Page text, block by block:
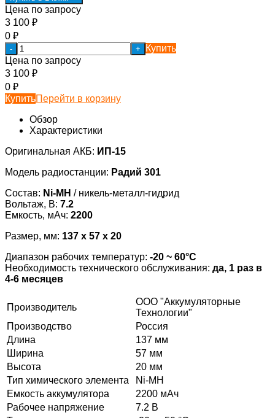
Цена по запросу
3 100 ₽
0 ₽
- +
Купить
Цена по запросу
3 100 ₽
0 ₽
КупитьПерейти в корзину
Обзор
Характеристики
Оригинальная АКБ: ИП-15
Модель радиостанции: Радий 301
Состав: Ni-MH / никель-металл-гидрид
Вольтаж, В: 7.2
Емкость, мАч: 2200
Размер, мм: 137 x 57 x 20
Диапазон рабочих температур: -20 ~ 60°С
Необходимость технического обслуживания: да, 1 раз в
4-6 месяцев
Производитель
ООО "Аккумуляторные
Технологии"
Производство
Россия
Длина
137 мм
Ширина
57 мм
Высота
20 мм
Тип химического элемента
Ni-MH
Емкость аккумулятора
2200 мАч
Рабочее напряжение
7.2 В